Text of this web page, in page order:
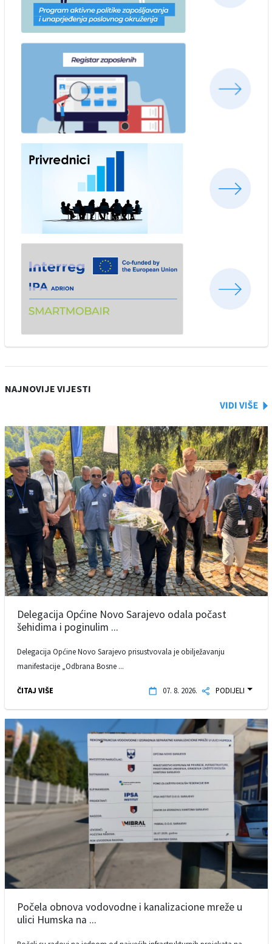
NAJNOVIJE VIJESTI
Delegacija Općine Novo Sarajevo odala počast
šehidima i poginulim ...
Delegacija Općine Novo Sarajevo prisustvovala je obilježavanju
manifestacije „Odbrana Bosne ...
ČITAJ VIŠE 07. 8. 2026. PODIJELI
Počela obnova vodovodne i kanalizacione mreže u
ulici Humska na ...